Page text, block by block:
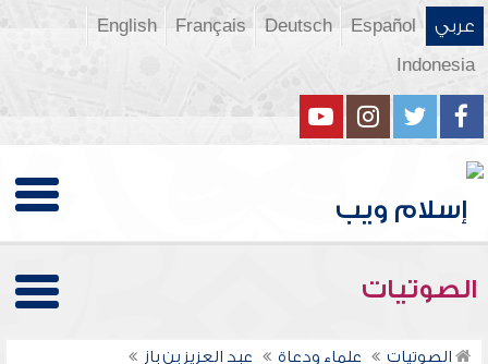
عربي Español
Deutsch
Français
English
Indonesia
الصوتيات
الصوتيات علماء ودعاة
عبد العزيز بن باز